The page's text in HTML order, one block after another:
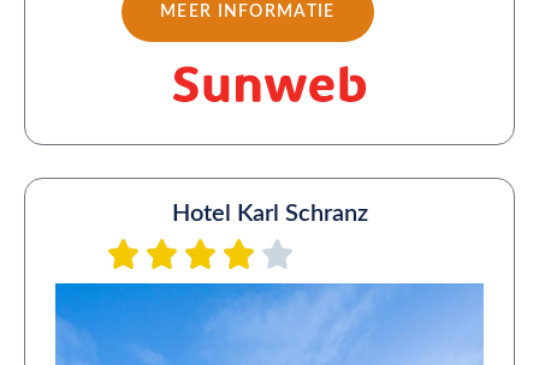
MEER INFORMATIE
Hotel Karl Schranz